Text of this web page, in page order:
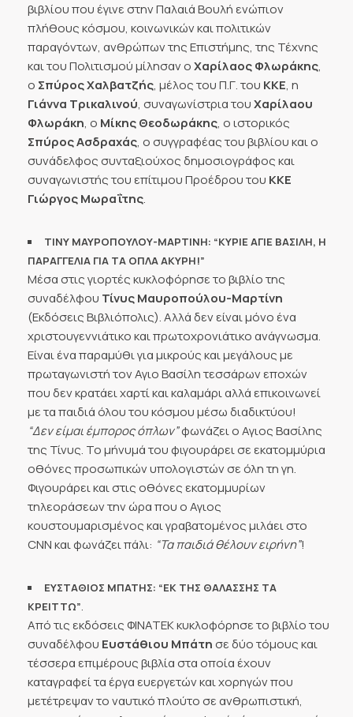
βιβλίου που έγινε στην Παλαιά Βουλή ενώπιον
πλήθους κόσμου, κοινωνικών και πολιτικών
παραγόντων, ανθρώπων της Επιστήμης, της Τέχνης
και του Πολιτισμού μίλησαν οΧαρίλαος Φλωράκης,
ο Σπύρος Χαλβατζής, μέλος του Π.Γ. του ΚΚΕ, η
Γιάννα Τρικαλινού, συναγωνίστρια τουΧαρίλαου
Φλωράκη, ο Μίκης Θεοδωράκης, ο ιστορικός
Σπύρος Ασδραχάς, ο συγγραφέας του βιβλίου και ο
συνάδελφος συνταξιούχος δημοσιογράφος και
συναγωνιστής του επίτιμου Προέδρου του ΚΚΕ
Γιώργος Μωραΐτης.
ΤΙΝΥ ΜΑΥΡΟΠΟΥΛΟΥ-ΜΑΡΤΙΝΗ: “ΚΥΡΙΕ ΑΓΙΕ ΒΑΣΙΛΗ, Η
ΠΑΡΑΓΓΕΛΙΑ ΓΙΑ ΤΑ ΟΠΛΑ ΑΚΥΡΗ!”
Μέσα στις γιορτές κυκλοφόρησε το βιβλίο της
συναδέλφου Τίνυς Μαυροπούλου-Μαρτίνη
(Εκδόσεις Βιβλιόπολις). Αλλά δεν είναι μόνο ένα
χριστουγεννιάτικο και πρωτοχρονιάτικο ανάγνωσμα.
Είναι ένα παραμύθι για μικρούς και μεγάλους με
πρωταγωνιστή τον Αγιο Βασίλη τεσσάρων εποχών
που δεν κρατάει χαρτί και καλαμάρι αλλά επικοινωνεί
με τα παιδιά όλου του κόσμου μέσω διαδικτύου!
“Δεν είμαι έμπορος όπλων”φωνάζει ο Αγιος Βασίλης
της Τίνυς. Το μήνυμά του φιγουράρει σε εκατομμύρια
οθόνες προσωπικών υπολογιστών σε όλη τη γη.
Φιγουράρει και στις οθόνες εκατομμυρίων
τηλεοράσεων την ώρα που ο Αγιος
κουστουμαρισμένος και γραβατομένος μιλάει στο
CNN και φωνάζει πάλι: “Τα παιδιά θέλουν ειρήνη”!
ΕΥΣΤΑΘΙΟΣ ΜΠΑΤΗΣ: “ΕΚ ΤΗΣ ΘΑΛΑΣΣΗΣ ΤΑ
ΚΡΕΙΤΤΩ”.
Από τις εκδόσεις ΦΙΝΑΤΕΚ κυκλοφόρησε το βιβλίο του
συναδέλφου Ευστάθιου Μπάτησε δύο τόμους και
τέσσερα επιμέρους βιβλία στα οποία έχουν
καταγραφεί τα έργα ευεργετών και χορηγών που
μετέτρεψαν το ναυτικό πλούτο σε ανθρωπιστική,